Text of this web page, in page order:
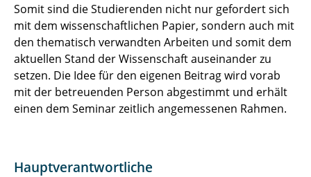
Somit sind die Studierenden nicht nur gefordert sich
mit dem wissenschaftlichen Papier, sondern auch mit
den thematisch verwandten Arbeiten und somit dem
aktuellen Stand der Wissenschaft auseinander zu
setzen. Die Idee für den eigenen Beitrag wird vorab
mit der betreuenden Person abgestimmt und erhält
einen dem Seminar zeitlich angemessenen Rahmen.
Hauptverantwortliche